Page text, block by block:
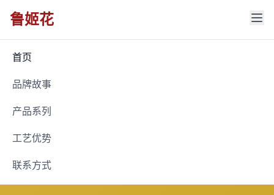
鲁姬花
首页
品牌故事
产品系列
工艺优势
联系方式